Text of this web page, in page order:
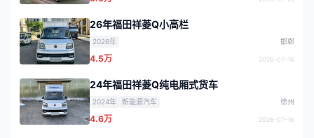
26年福田祥菱Q小高栏
2026年 邯郸
4.5万 2026-07-16
24年福田祥菱Q纯电厢式货车
2024年 新能源汽车 徐州
4.6万 2026-07-16